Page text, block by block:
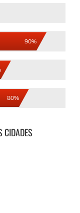
90%
80%
CIDADES